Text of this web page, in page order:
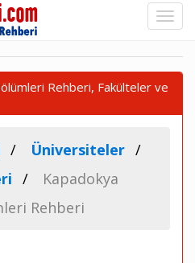
Rehberi, Fakülteler ve
Üniversiteler
Kapadokya
Rehberi